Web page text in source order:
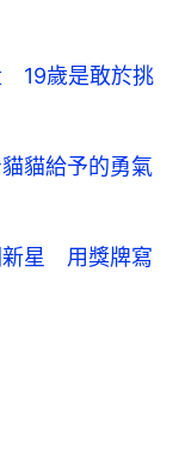
19歲是敢於挑
貓給予的勇氣
新星 用獎牌寫